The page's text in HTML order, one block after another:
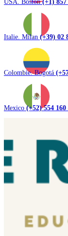
Italie. Milan (+39) 02
Colombie. Bogotá
Mexico (+52) 554 160